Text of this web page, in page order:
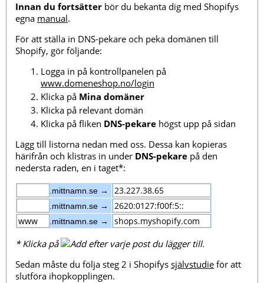
Innan du fortsätter bör du bekanta dig med Shopifys
egna manual.
För att ställa in DNS-pekare och peka domänen till
Shopify, gör följande:
Logga in på kontrollpanelen på
www.domeneshop.no/login
Klicka på Mina domäner
Klicka på relevant domän
Klicka på fliken DNS-pekare högst upp på sidan
Lägg till listorna nedan med oss. Dessa kan kopieras
härifrån och klistras in under DNS-pekare på den
nedersta raden, en i taget*:
.mittnamn.se →
.mittnamn.se →
.mittnamn.se →
* Klicka på
efter varje post du lägger till.
Sedan måste du följa steg 2 i Shopifys självstudie för att
slutföra ihopkopplingen.